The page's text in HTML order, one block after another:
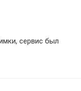
сервис был